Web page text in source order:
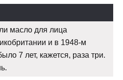
масло для лица
и в 1948-м
7 лет, кажется, раза три.